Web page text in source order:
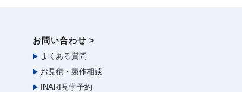
お問い合わせ >
よくある質問
お見積・製作相談
INARI見学予約